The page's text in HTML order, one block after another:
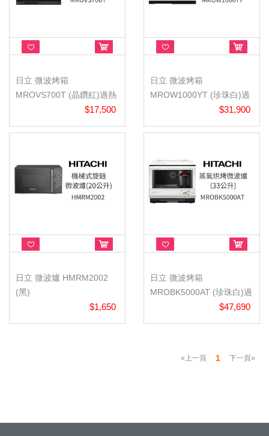
日立 微波烤箱
MROVS700T (晶鑽紅)過熱
$17,500
日立 微波烤箱
MROW1000YT (珍珠白)過
熱水蒸氣烘烤微波...$31,900
日立 微波爐 HMRM2002
(黑)
$1,650
日立 微波烤箱
MROBK5000AT (珍珠白)過
$47,690
«上一頁 1 下一頁»